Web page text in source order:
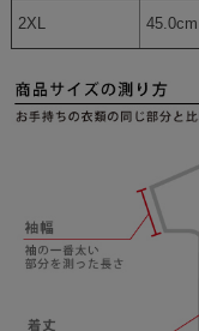
2XL 45.0cm